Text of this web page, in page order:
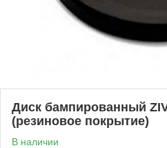
Диск бампированный
(резиновое покрытие)
В наличии